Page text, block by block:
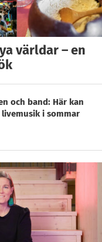
världar – en
och band: Här kan
i sommar